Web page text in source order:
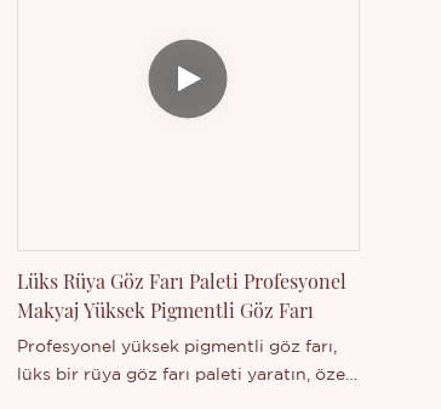
Lüks Rüya Göz Farı Paleti Profesyonel
Makyaj Yüksek Pigmentli Göz Farı
Profesyonel yüksek pigmentli göz farı,
lüks bir rüya göz farı paleti yaratın, özel